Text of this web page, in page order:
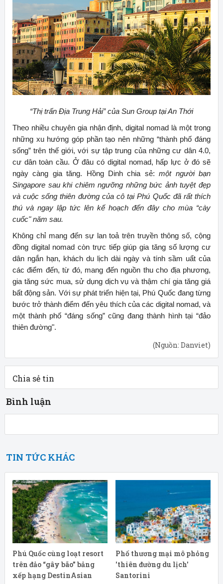
“Thị trấn Địa Trung Hải” của Sun Group tại An Thới
Theo nhiều chuyên gia nhận định, digital nomad là một trong
những xu hướng góp phần tạo nên những “thành phố đáng
sống” trên thế giới, với sự tập trung của những cư dân 4.0,
cư dân toàn cầu. Ở đâu có digital nomad, hấp lực ở đó sẽ
ngày càng gia tăng. Hồng Dinh chia sẻ:một người bạn
Singapore sau khi chiêm ngưỡng những bức ảnh tuyệt đẹp
và cuộc sống thiên đường của cô tại Phú Quốc đã rất thích
thú và ngay lập tức lên kế hoạch đến đây cho mùa “cày
cuốc" năm sau.
Không chỉ mang đến sự lan toả trên truyền thông số, cộng
đồng digital nomad còn trực tiếp giúp gia tăng số lượng cư
dân ngắn hạn, khách du lịch dài ngày và tính sầm uẩt của
các điểm đến, từ đó, mang đến nguồn thu cho địa phương,
gia tăng sức mua, sử dụng dịch vụ và thậm chí gia tăng giá
bất động sản. Với sự phát triển hiện tại, Phú Quốc đang từng
bước trở thành điểm đến yêu thích của các digital nomad, và
một thành phố “đáng sống” cũng đang thành hình tại “đảo
thiên đường".
(Nguồn: Danviet)
Chia sẻ tin
Bình luận
TIN TỨC KHÁC
Phú Quốc cùng loạt resort
trên đảo “gây bão” bảng
xếp hạng DestinAsian
Phố thương mại mô phỏng
'thiên đường du lịch'
Santorini